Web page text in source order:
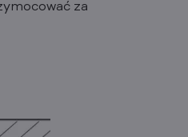
za